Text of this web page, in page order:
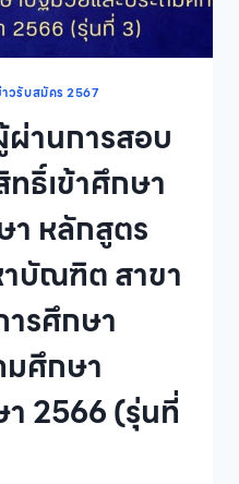
วรับสมัคร 2567
ผ่านการสอบ
ธิ์เข้าศึกษา
หลักสูตร
บัณฑิต สาขา
รศึกษา
มศึกษา
2566 (รุ่นที่